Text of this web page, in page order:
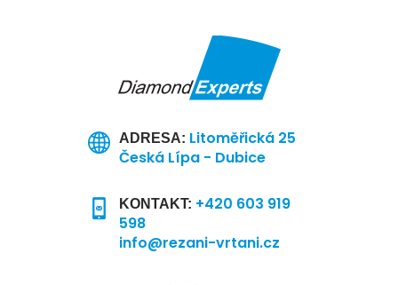
ADRESA: Litoměřická 25
Česká Lípa - Dubice
KONTAKT: +420 603 919
598
info@rezani-vrtani.cz